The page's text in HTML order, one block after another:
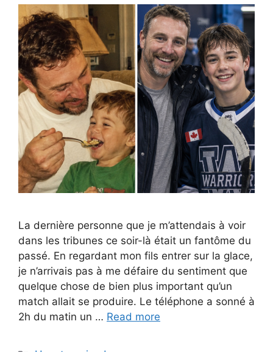
La dernière personne que je m’attendais à voir
dans les tribunes ce soir-là était un fantôme du
passé. En regardant mon fils entrer sur la glace,
je n’arrivais pas à me défaire du sentiment que
quelque chose de bien plus important qu’un
match allait se produire. Le téléphone a sonné à
2h du matin un … Read more